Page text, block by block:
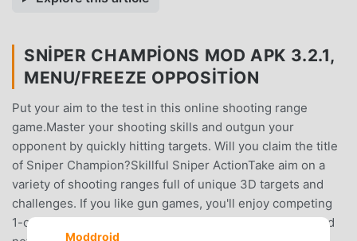
SNIPER CHAMPIONS MOD APK 3.2.1,
MENU/FREEZE OPPOSITION
Put your aim to the test in this online shooting range
game.Master your shooting skills and outgun your
opponent by quickly hitting targets. Will you claim the title
of Sniper Champion?Skillful Sniper ActionTake aim on a
variety of shooting ranges full of unique 3D targets and
challenges. If you like gun games, you'll enjoy competing
1-on-1 against other online players.You are in control and
Moddroid